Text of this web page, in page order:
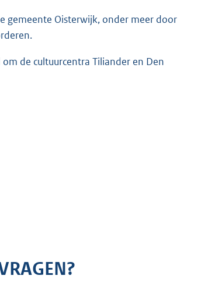
gemeente Oisterwijk, onder meer door
de cultuurcentra Tiliander en Den